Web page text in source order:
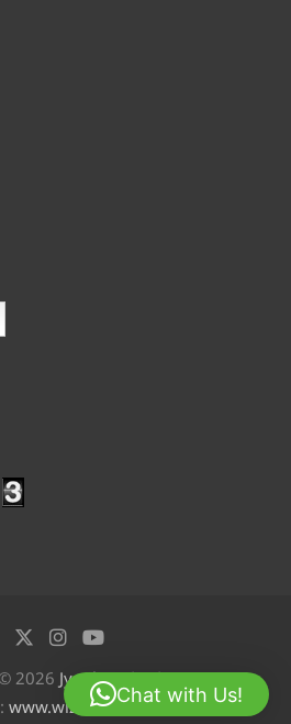
2026 Jyotikan
www.wizinfotech.com
Chat with Us!